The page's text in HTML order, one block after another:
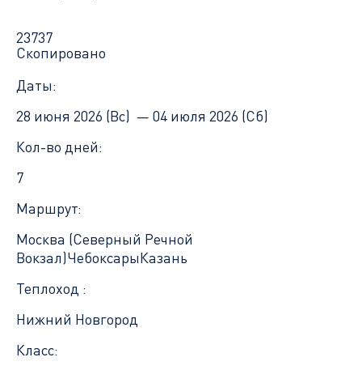
23737
Скопировано
Даты:
28 июня 2026 (Вс) — 04 июля 2026 (Сб)
Кол-во дней:
7
Маршрут:
Москва (Северный Речной
Вокзал)ЧебоксарыКазань
Теплоход :
Нижний Новгород
Класс: